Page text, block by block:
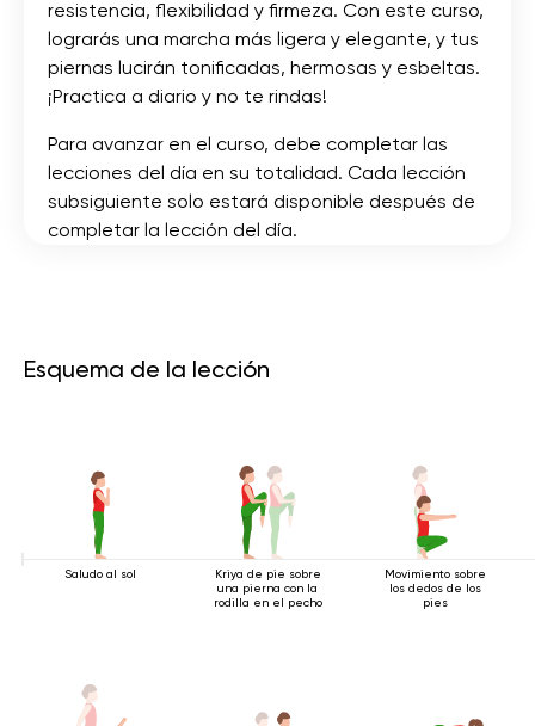
resistencia, flexibilidad y firmeza. Con este curso,
lograrás una marcha más ligera y elegante, y tus
piernas lucirán tonificadas, hermosas y esbeltas.
¡Practica a diario y no te rindas!
Para avanzar en el curso, debe completar las
lecciones del día en su totalidad. Cada lección
subsiguiente solo estará disponible después de
completar la lección del día.
Esquema de la lección
Saludo al sol
Kriya de pie sobre
una pierna con la
rodilla en el pecho
Movimiento sobre
los dedos de los
pies